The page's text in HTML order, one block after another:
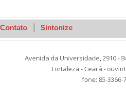
Contato Sintonize
Avenida da Universidade, 2910 -
Fortaleza - Ceará -
fone: 85-3366-